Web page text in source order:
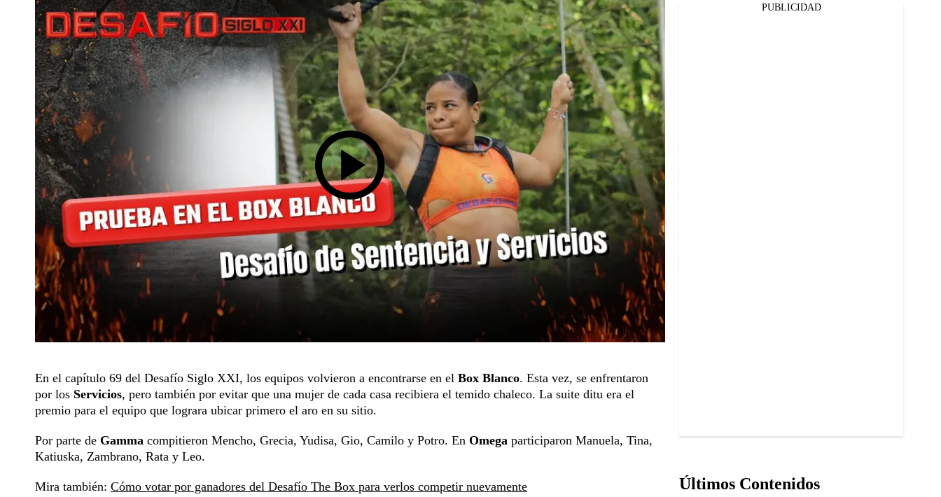
En el capítulo 69 del Desafío Siglo XXI, los equipos volvieron a encontrarse en el Box Blanco. Esta vez, se enfrentaron
por los Servicios, pero también por evitar que una mujer de cada casa recibiera el temido chaleco. La suite ditu era el
premio para el equipo que lograra ubicar primero el aro en su sitio.
Por parte de Gamma compitieron Mencho, Grecia, Yudisa, Gio, Camilo y Potro. En Omega participaron Manuela, Tina,
Katiuska, Zambrano, Rata y Leo.
Mira también: Cómo votar por ganadores del Desafío The Box para verlos competir nuevamente
PUBLICIDAD
Últimos Contenidos